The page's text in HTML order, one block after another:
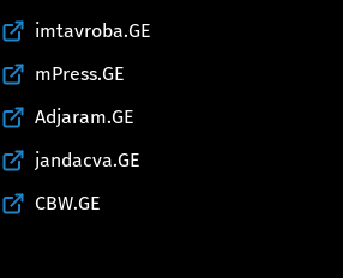
imtavroba.GE
mPress.GE
Adjaram.GE
jandacva.GE
CBW.GE